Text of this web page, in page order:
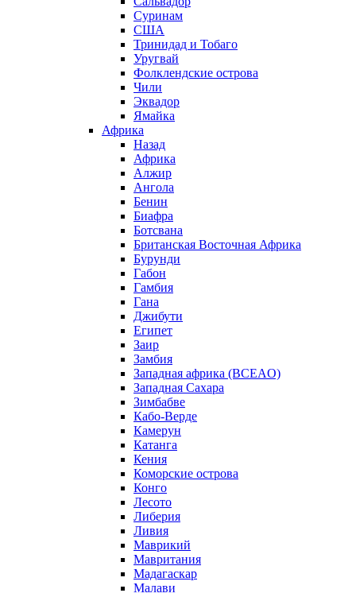
Суринам
США
Тринидад и Тобаго
Уругвай
Фолклендские острова
Чили
Эквадор
Ямайка
Африка
Назад
Африка
Алжир
Ангола
Бенин
Биафра
Ботсвана
Британская Восточная Африка
Бурунди
Габон
Гамбия
Гана
Джибути
Египет
Заир
Замбия
Западная африка (BCEAO)
Западная Сахара
Зимбабве
Кабо-Верде
Камерун
Катанга
Кения
Коморские острова
Конго
Лесото
Либерия
Ливия
Маврикий
Мавритания
Мадагаскар
Малави